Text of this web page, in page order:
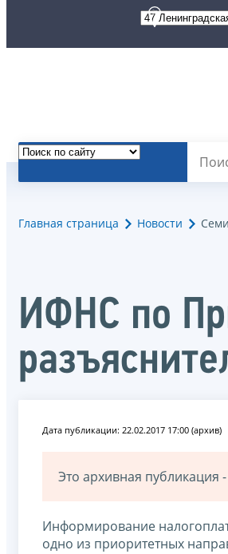
Главная страница Новости
ИФНС по
Дата публикации: 22.02.2017 17:00 (архив)
Это архивная
Информирование
одно из приоритетных